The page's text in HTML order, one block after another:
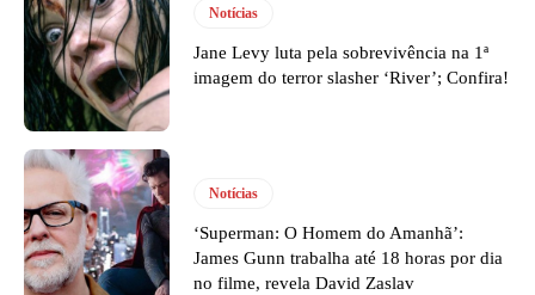
Notícias
Jane Levy luta pela sobrevivência na 1ª
imagem do terror slasher ‘River’; Confira!
Notícias
‘Superman: O Homem do Amanhã’:
James Gunn trabalha até 18 horas por dia
no filme, revela David Zaslav